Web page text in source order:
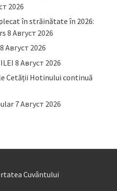
2026
în străinătate în 2026:
8 Август 2026
8 Август 2026
8 Август 2026
Cetății Hotinului continuă
7 Август 2026
Cuvântului